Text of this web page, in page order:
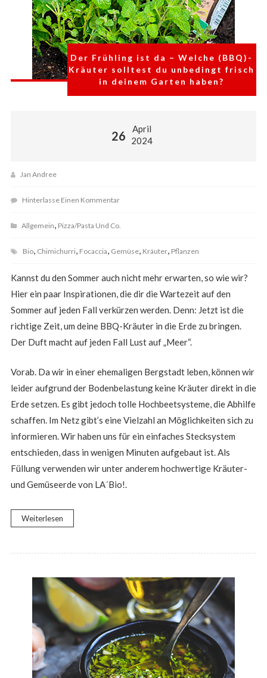
Der Frühling ist da – Welche (BBQ)-
Kräuter solltest du unbedingt frisch
in deinem Garten haben?
26
April
2024
Jan Andree
Hinterlasse Einen Kommentar
Allgemein, Pizza/Pasta Und Co.
Bio, Chimichurri, Focaccia, Gemüse, Kräuter, Pflanzen
Kannst du den Sommer auch nicht mehr erwarten, so wie wir?
Hier ein paar Inspirationen, die dir die Wartezeit auf den
Sommer auf jeden Fall verkürzen werden. Denn: Jetzt ist die
richtige Zeit, um deine BBQ-Kräuter in die Erde zu bringen.
Der Duft macht auf jeden Fall Lust auf „Meer“.
Vorab. Da wir in einer ehemaligen Bergstadt leben, können wir
leider aufgrund der Bodenbelastung keine Kräuter direkt in die
Erde setzen. Es gibt jedoch tolle Hochbeetsysteme, die Abhilfe
schaffen. Im Netz gibt’s eine Vielzahl an Möglichkeiten sich zu
informieren. Wir haben uns für ein einfaches Stecksystem
entschieden, dass in wenigen Minuten aufgebaut ist. Als
Füllung verwenden wir unter anderem hochwertige Kräuter-
und Gemüseerde von LA´Bio!.
Weiterlesen